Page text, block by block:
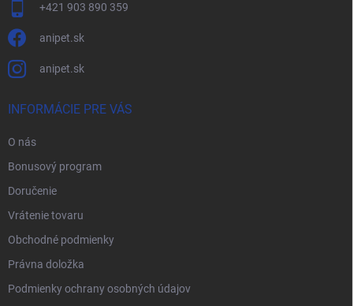
+421 903 890 359
anipet.sk
anipet.sk
INFORMÁCIE PRE VÁS
O nás
Bonusový program
Doručenie
Vrátenie tovaru
Obchodné podmienky
Právna doložka
Podmienky ochrany osobných údajov